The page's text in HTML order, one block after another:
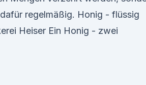
regelmäßig. Honig - flüssig
Heiser Ein Honig - zwei